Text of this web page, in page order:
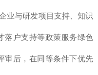
业与研发项目支持、知识
落户支持等政策服务绿色
审后，在同等条件下优先